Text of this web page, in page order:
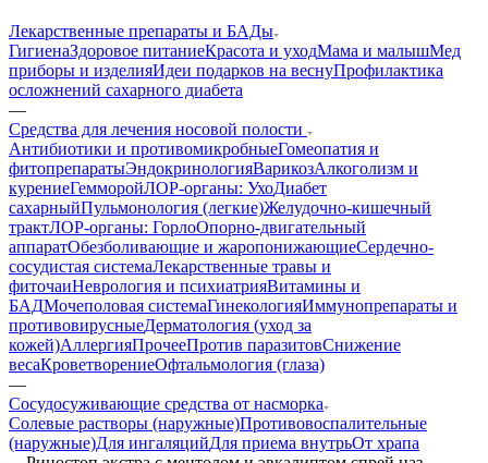
Лекарственные препараты и БАДы
ГигиенаЗдоровое питаниеКрасота и уходМама и малышМед
приборы и изделияИдеи подарков на веснуПрофилактика
осложнений сахарного диабета
—
Средства для лечения носовой полости
Антибиотики и противомикробныеГомеопатия и
фитопрепаратыЭндокринологияВарикозАлкоголизм и
курениеГемморойЛОР-органы: УхоДиабет
сахарныйПульмонология (легкие)Желудочно-кишечный
трактЛОР-органы: ГорлоОпорно-двигательный
аппаратОбезболивающие и жаропонижающиеСердечно-
сосудистая системаЛекарственные травы и
фиточаиНеврология и психиатрияВитамины и
БАДМочеполовая системаГинекологияИммунопрепараты и
противовирусныеДерматология (уход за
кожей)АллергияПрочееПротив паразитовСнижение
весаКроветворениеОфтальмология (глаза)
—
Сосудосуживающие средства от насморка
Солевые растворы (наружные)Противовоспалительные
(наружные)Для ингаляцийДля приема внутрьОт храпа